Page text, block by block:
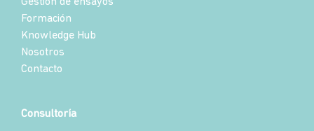
Formación
Knowledge Hub
Nosotros
Contacto
Consultoría